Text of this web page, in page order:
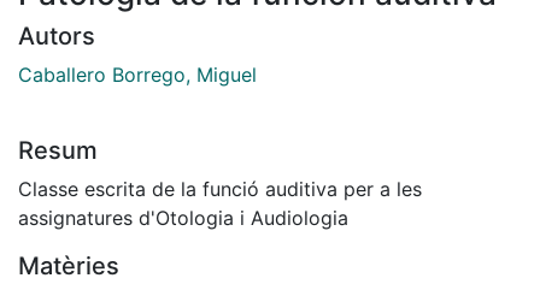
Autors
Caballero Borrego, Miguel
Resum
Classe escrita de la funció auditiva per a les
assignatures d'Otologia i Audiologia
Matèries